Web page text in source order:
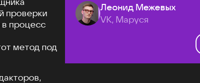
проверки
в процесс
метод под
Леонид Межевых
VK, Маруся